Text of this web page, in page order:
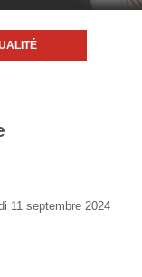
11 septembre 2024